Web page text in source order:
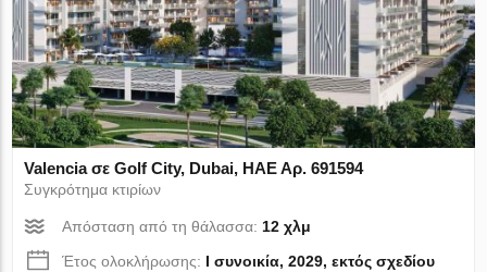
Valencia σε Golf City, Dubai, ΗΑΕ Αρ. 691594
Συγκρότημα κτιρίων
Απόσταση από τη θάλασσα: 12 χλμ
Έτος ολοκλήρωσης: I συνοικία, 2029, εκτός σχεδίου